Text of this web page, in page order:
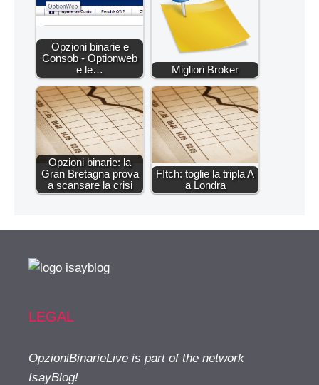
Opzioni binarie e
Consob - Optionweb
e le…
Migliori Broker
Opzioni binarie: la
Gran Bretagna prova
a scansare la crisi
FItch: toglie la tripla A
a Londra
LEGAL
OpzioniBinarieLive is part of the network
IsayBlog!